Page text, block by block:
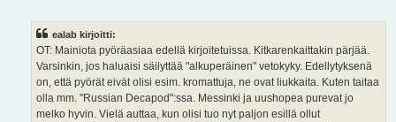
ealab kirjoitti:
OT: Mainiota pyöräasiaa edellä kirjoitetuissa. Kitkarenkaittakin pärjää.
Varsinkin, jos haluaisi säilyttää "alkuperäinen" vetokyky. Edellytyksenä
on, että pyörät eivät olisi esim. kromattuja, ne ovat liukkaita. Kuten taitaa
olla mm. "Russian Decapod":ssa. Messinki ja uushopea purevat jo
melko hyvin. Vielä auttaa, kun olisi tuo nyt paljon esillä ollut